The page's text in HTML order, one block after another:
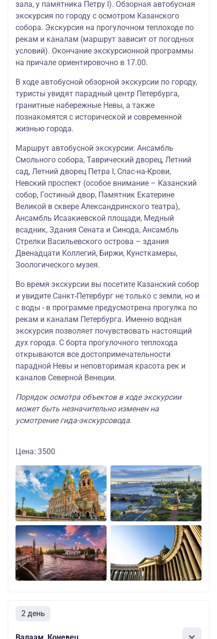
зала, у памятника Петру I). Обзорная автобусная
экскурсия по городу с осмотром Казанского
собора. Экскурсия на прогулочном теплоходе по
рекам и каналам (маршрут зависит от погодных
условий). Окончание экскурсионной программы
на причале ориентировочно в 17.00.
В ходе автобусной обзорной экскурсии по городу,
туристы увидят парадный центр Петербурга,
гранитные набережные Невы, а также
познакомятся с исторической и современной
жизнью города.
Маршрут автобусной экскурсии: Ансамбль
Смольного собора, Таврический дворец, Летний
сад, Летний дворец Петра I, Спас-на-Крови,
Невский проспект (особое внимание – Казанский
собор, Гостиный двор, Памятник Екатерине
Великой в сквере Александринского театра),
Ансамбль Исаакиевской площади, Медный
всадник, Здания Сената и Синода, Ансамбль
Стрелки Васильевского острова – здания
Двенадцати Коллегий, Биржи, Кунсткамеры,
Зоологического музея.
Во время экскурсии вы посетите Казанский собор
и увидите Санкт-Петербург не только с земли, но и
с воды - в программе предусмотрена прогулка по
рекам и каналам Петербурга. Именно водная
экскурсия позволяет почувствовать настоящий
дух города. С борта прогулочного теплохода
открываются все достопримечательности
парадной Невы и неповторимая красота рек и
каналов Северной Венеции.
Порядок осмотра объектов в ходе экскурсии
может быть незначительно изменен на
усмотрение гида-экскурсовода.
Цена: 3500
2 день